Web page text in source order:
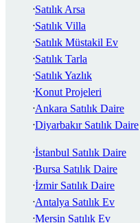
Satılık Arsa
Satılık Villa
Satılık Müstakil Ev
Satılık Tarla
Satılık Yazlık
Konut Projeleri
Ankara Satılık Daire
Diyarbakır Satılık Daire
İstanbul Satılık Daire
Bursa Satılık Daire
İzmir Satılık Daire
Antalya Satılık Ev
Mersin Satılık Ev